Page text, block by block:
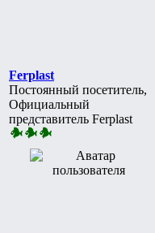
Ferplast
Постоянный посетитель,
Официальный
представитель Ferplast